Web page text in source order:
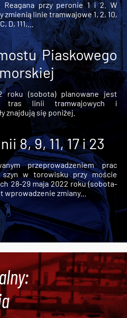
Reagana przy peronie 1 i 2. W
zmienią linie tramwajowe 1, 2, 10,
D, 111,...
Piaskowego
roku (sobota) planowane jest
tras linii tramwajowych i
znajdują się poniżej.
8, 9, 11, 17 i 23
przeprowadzeniem prac
szyn w torowisku przy moście
28-29 maja 2022 roku (sobota-
zmiany...